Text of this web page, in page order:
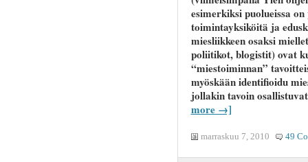
esimerkiksi puolueissa
toimintayksiköitä ja
miesliikkeen osaksi
poliitikot, blogistit) ovat
“miestoiminnan”
myöskään identifioidu
jollakin tavoin
more →]
marraskuu 7, 2010 49